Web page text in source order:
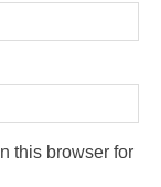
this browser for